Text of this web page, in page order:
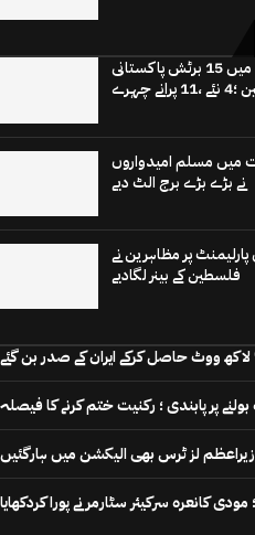
برطانوی پارلیمنٹ میں 15 برٹش پاکستانی
پرانے چہرے
میں مسلم امیدواروں
نے بڑے بڑے برج الٹ دیے
پارلیمنٹ پر مظاہرین نے
فلسطین کے بینر لگادیے
پر پابندی ؛ رکنیت ختم کرنے کا فیصلہ
وزیراعظم لز ٹرس بھی الیکشن میں ہارگئیں